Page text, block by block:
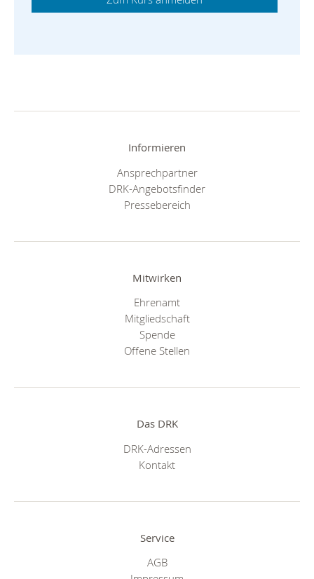
Informieren
Ansprechpartner
DRK-Angebotsfinder
Pressebereich
Mitwirken
Ehrenamt
Mitgliedschaft
Spende
Offene Stellen
Das DRK
DRK-Adressen
Kontakt
Service
AGB